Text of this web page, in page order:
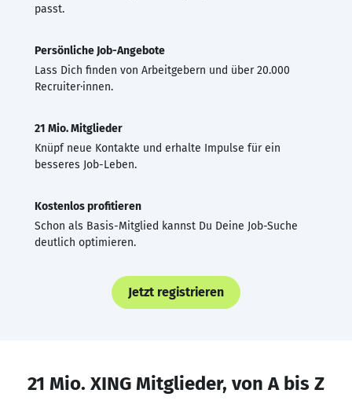
passt.
Persönliche Job-Angebote
Lass Dich finden von Arbeitgebern und über 20.000
Recruiter·innen.
21 Mio. Mitglieder
Knüpf neue Kontakte und erhalte Impulse für ein
besseres Job-Leben.
Kostenlos profitieren
Schon als Basis-Mitglied kannst Du Deine Job-Suche
deutlich optimieren.
Jetzt registrieren
21 Mio. XING Mitglieder, von A bis Z